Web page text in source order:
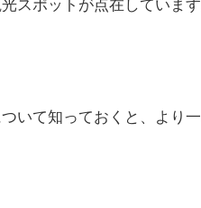
いて知っておくと、より